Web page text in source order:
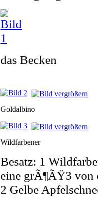
das Becken
Goldalbino
Wildfarbener
Besatz: 1
eine grÃ¶ÃŸ3 von
2 Gelbe